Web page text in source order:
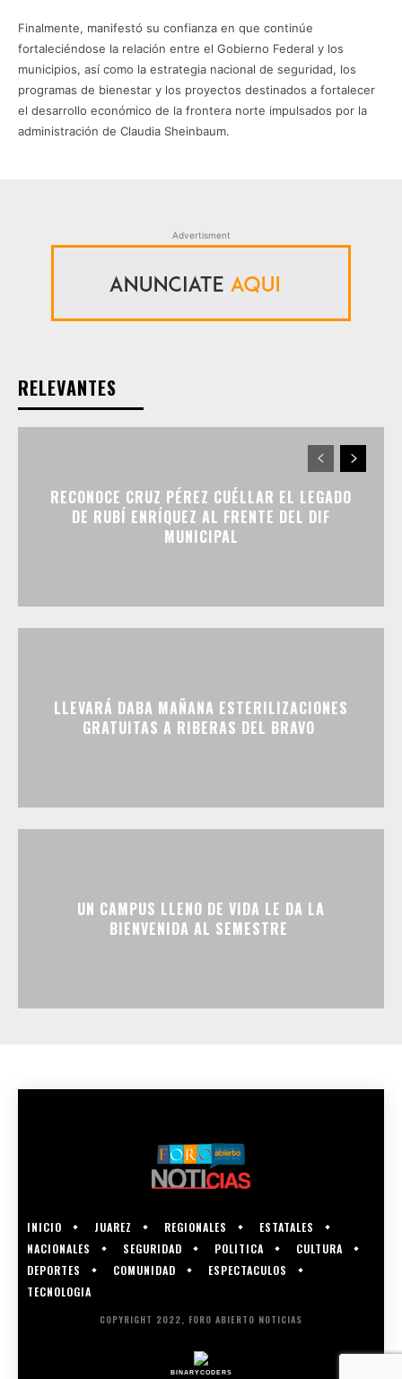
Finalmente, manifestó su confianza en que continúe
fortaleciéndose la relación entre el Gobierno Federal y los
municipios, así como la estrategia nacional de seguridad, los
programas de bienestar y los proyectos destinados a fortalecer
el desarrollo económico de la frontera norte impulsados por la
administración de Claudia Sheinbaum.
Advertisment
RELEVANTES
RECONOCE CRUZ PÉREZ CUÉLLAR EL LEGADO
DE RUBÍ ENRÍQUEZ AL FRENTE DEL DIF
MUNICIPAL
LLEVARÁ DABA MAÑANA ESTERILIZACIONES
GRATUITAS A RIBERAS DEL BRAVO
UN CAMPUS LLENO DE VIDA LE DA LA
BIENVENIDA AL SEMESTRE
INICIO JUAREZ REGIONALES
ESTATALES
NACIONALES
SEGURIDAD POLITICA
CULTURA
DEPORTES
COMUNIDAD
ESPECTACULOS
TECNOLOGIA
COPYRIGHT 2022, FORO ABIERTO NOTICIAS
BINARYCODERS